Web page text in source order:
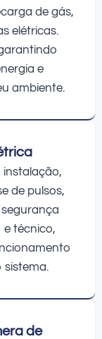
de gás,
elétricas.
e
ambiente.
instalação,
de pulsos,
e técnico,
sistema.
de